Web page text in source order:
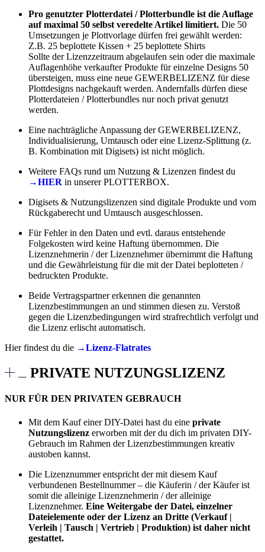
Pro genutzter Plotterdatei / Plotterbundle ist die Auflage
auf maximal 50 selbst veredelte Artikel limitiert. Die 50
Umsetzungen je Plottvorlage dürfen frei gewählt werden:
Z.B. 25 beplottete Kissen + 25 beplottete Shirts
Sollte der Lizenzzeitraum abgelaufen sein oder die maximale
Auflagenhöhe verkaufter Produkte für einzelne Designs 50
übersteigen, muss eine neue GEWERBELIZENZ für diese
Plottdesigns nachgekauft werden. Andernfalls dürfen diese
Plotterdateien / Plotterbundles nur noch privat genutzt
werden.
Eine nachträgliche Anpassung der GEWERBELIZENZ,
Individualisierung, Umtausch oder eine Lizenz-Splittung (z.
B. Kombination mit Digisets) ist nicht möglich.
Weitere FAQs rund um Nutzung & Lizenzen findest du
→HIER in unserer PLOTTERBOX.
Digisets & Nutzungslizenzen sind digitale Produkte und vom
Rückgaberecht und Umtausch ausgeschlossen.
Für Fehler in den Daten und evtl. daraus entstehende
Folgekosten wird keine Haftung übernommen. Die
Lizenznehmerin / der Lizenznehmer übernimmt die Haftung
und die Gewährleistung für die mit der Datei beplotteten /
bedruckten Produkte.
Beide Vertragspartner erkennen die genannten
Lizenzbestimmungen an und stimmen diesen zu. Verstoß
gegen die Lizenzbedingungen wird strafrechtlich verfolgt und
die Lizenz erlischt automatisch.
Hier findest du die →Lizenz-Flatrates
PRIVATE NUTZUNGSLIZENZ
NUR FÜR DEN PRIVATEN GEBRAUCH
Mit dem Kauf einer DIY-Datei hast du eine private
Nutzungslizenz erworben mit der du dich im privaten DIY-
Gebrauch im Rahmen der Lizenzbestimmungen kreativ
austoben kannst.
Die Lizenznummer entspricht der mit diesem Kauf
verbundenen Bestellnummer – die Käuferin / der Käufer ist
somit die alleinige Lizenznehmerin / der alleinige
Lizenznehmer. Eine Weitergabe der Datei, einzelner
Dateielemente oder der Lizenz an Dritte (Verkauf |
Verleih | Tausch | Vertrieb | Produktion) ist daher nicht
gestattet.